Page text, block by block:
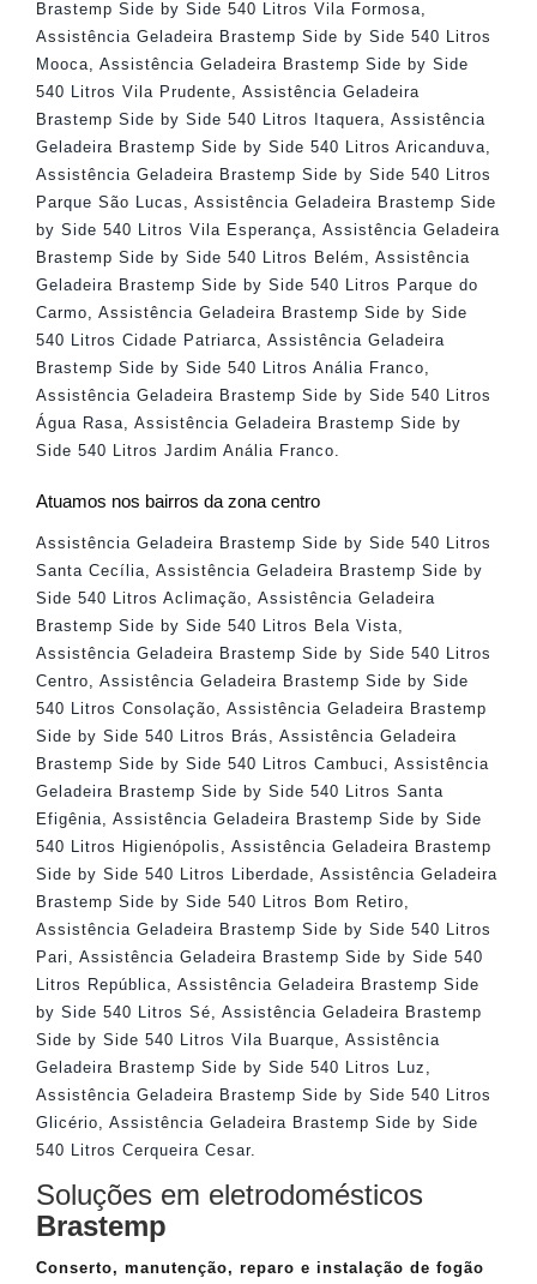
Brastemp Side by Side 540 Litros Vila Formosa,
Assistência Geladeira Brastemp Side by Side 540 Litros
Mooca, Assistência Geladeira Brastemp Side by Side
540 Litros Vila Prudente, Assistência Geladeira
Brastemp Side by Side 540 Litros Itaquera, Assistência
Geladeira Brastemp Side by Side 540 Litros Aricanduva,
Assistência Geladeira Brastemp Side by Side 540 Litros
Parque São Lucas , Assistência Geladeira Brastemp Side
by Side 540 Litros Vila Esperança, Assistência Geladeira
Brastemp Side by Side 540 Litros Belém , Assistência
Geladeira Brastemp Side by Side 540 Litros Parque do
Carmo, Assistência Geladeira Brastemp Side by Side
540 Litros Cidade Patriarca, Assistência Geladeira
Brastemp Side by Side 540 Litros Anália Franco,
Assistência Geladeira Brastemp Side by Side 540 Litros
Água Rasa, Assistência Geladeira Brastemp Side by
Side 540 Litros Jardim Anália Franco.
Atuamos nos bairros da zona centro
Assistência Geladeira Brastemp Side by Side 540 Litros
Santa Cecília
Assistência Geladeira Brastemp Side by
Side 540 Litros Aclimação
Assistência Geladeira
Brastemp Side by Side 540 Litros Bela Vista
Assistência Geladeira Brastemp Side by Side 540 Litros
Centro
Assistência Geladeira Brastemp Side by Side
540 Litros Consolação
Assistência Geladeira Brastemp
Side by Side 540 Litros Brás
Assistência Geladeira
Brastemp Side by Side 540 Litros Cambuci
Assistência
Geladeira Brastemp Side by Side 540 Litros Santa
Efigênia
Assistência Geladeira Brastemp Side by Side
540 Litros Higienópolis
Assistência Geladeira Brastemp
Side by Side 540 Litros Liberdade
Assistência Geladeira
Brastemp Side by Side 540 Litros Bom Retiro
Assistência Geladeira Brastemp Side by Side 540 Litros
Pari
Assistência Geladeira Brastemp Side by Side 540
Litros República
Assistência Geladeira Brastemp Side
by Side 540 Litros Sé
Assistência Geladeira Brastemp
Side by Side 540 Litros Vila Buarque
Assistência
Geladeira Brastemp Side by Side 540 Litros Luz
Assistência Geladeira Brastemp Side by Side 540 Litros
Glicério
Assistência Geladeira Brastemp Side by Side
540 Litros Cerqueira Cesar.
Soluções em eletrodomésticos
Brastemp
Conserto, manutenção, reparo e instalação de fogão